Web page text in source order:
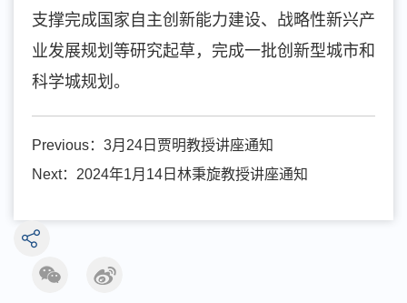
支撑完成国家自主创新能力建设、战略性新兴产
业发展规划等研究起草，完成一批创新型城市和
科学城规划。
Previous： 3月24日贾明教授讲座通知
Next： 2024年1月14日林秉旋教授讲座通知